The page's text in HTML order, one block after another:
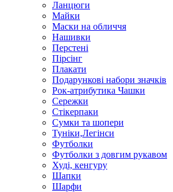
Ланцюги
Майки
Маски на обличчя
Нашивки
Перстені
Пірсінг
Плакати
Подарункові набори значків
Рок-атрибутика Чашки
Сережки
Стікерпаки
Сумки та шопери
Туніки,Легінси
Футболки
Футболки з довгим рукавом
Худі, кенгуру
Шапки
Шарфи